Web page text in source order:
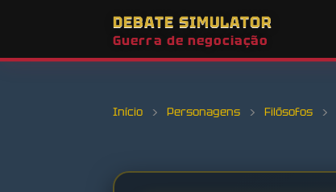
DEBATE SIMULATOR
Guerra de negociação
Início › Personagens › Filósofos ›